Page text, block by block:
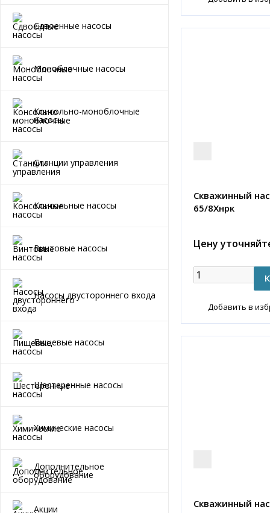
Сдвоенные насосы
Моноблочные насосы
Консольно-моноблочные
насосы
Станции управления
Консольные насосы
Винтовые насосы
Насосы двустороннего входа
Пищевые насосы
Шестеренные насосы
Химические насосы
Дополнительное
оборудование
Акции
Скважинный
65/8Хнрк
Цену
Добавить в
Скважинный